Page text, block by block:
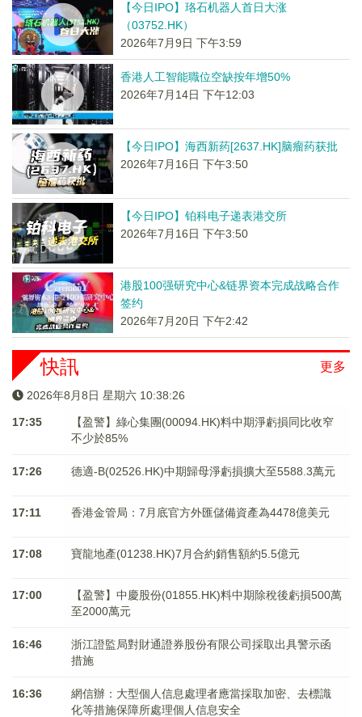
【今日IPO】珞石机器人首日大涨
（03752.HK）
2026年7月9日 下午3:59
香港人工智能職位空缺按年增50%
2026年7月14日 下午12:03
【今日IPO】海西新药[2637.HK]脑瘤药获批
2026年7月16日 下午3:50
【今日IPO】铂科电子递表港交所
2026年7月16日 下午3:50
港股100强研究中心&链界资本完成战略合作
签约
2026年7月20日 下午2:42
更多
快訊
2026年8月8日 星期六 10:38:26
17:35
【盈警】綠心集團(00094.HK)料中期淨虧損同比收窄
不少於85%
17:26 德適-B(02526.HK)中期歸母淨虧損擴大至5588.3萬元
17:11 香港金管局：7月底官方外匯儲備資產為4478億美元
17:08 寶龍地產(01238.HK)7月合約銷售額約5.5億元
17:00
【盈警】中慶股份(01855.HK)料中期除稅後虧損500萬
至2000萬元
16:46
浙江證監局對財通證券股份有限公司採取出具警示函
措施
16:36
網信辦：大型個人信息處理者應當採取加密、去標識
化等措施保障所處理個人信息安全